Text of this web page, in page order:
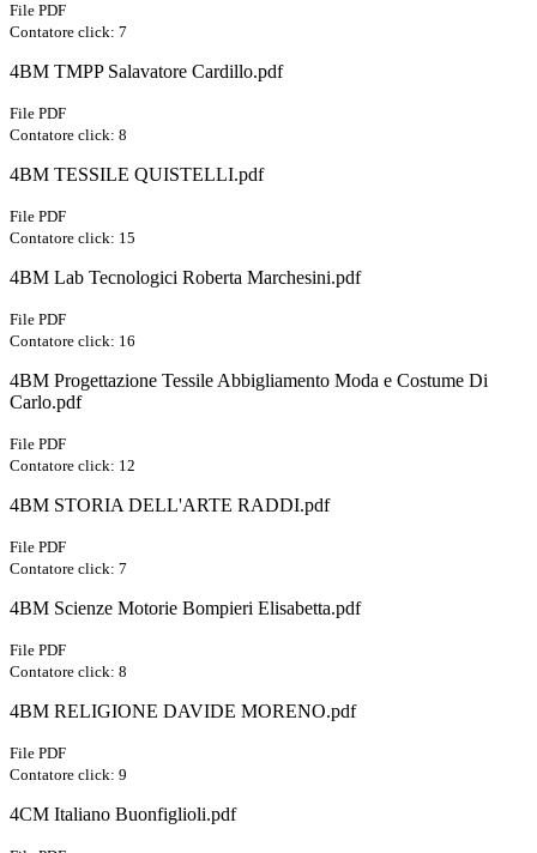
File PDF
Contatore click: 7
4BM TMPP Salavatore Cardillo.pdf
File PDF
Contatore click: 8
4BM TESSILE QUISTELLI.pdf
File PDF
Contatore click: 15
4BM Lab Tecnologici Roberta Marchesini.pdf
File PDF
Contatore click: 16
4BM Progettazione Tessile Abbigliamento Moda e Costume Di
Carlo.pdf
File PDF
Contatore click: 12
4BM STORIA DELL'ARTE RADDI.pdf
File PDF
Contatore click: 7
4BM Scienze Motorie Bompieri Elisabetta.pdf
File PDF
Contatore click: 8
4BM RELIGIONE DAVIDE MORENO.pdf
File PDF
Contatore click: 9
4CM Italiano Buonfiglioli.pdf